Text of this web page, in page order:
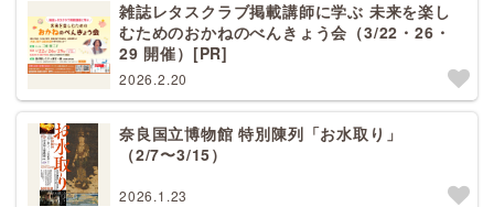
雑誌レタスクラブ掲載講師に学ぶ 未来を楽し
むためのおかねのべんきょう会（3/22・26・
29 開催）[PR]
2026.2.20
奈良国立博物館 特別陳列「お水取り」
（2/7〜3/15）
2026.1.23